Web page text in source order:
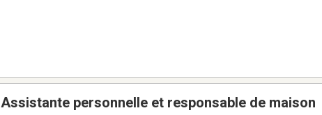
Assistante personnelle et responsable de maison